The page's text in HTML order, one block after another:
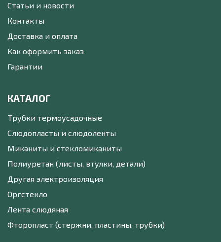
Статьи и новости
Контакты
Доставка и оплата
Как оформить заказ
Гарантии
КАТАЛОГ
Трубки термоусадочные
Слюдопласты и слюдоленты
Миканиты и стекломиканиты
Полиуретан (листы, втулки, детали)
Другая электроизоляция
Оргстекло
Лента слюдяная
Фторопласт (стержни, пластины, трубки)